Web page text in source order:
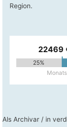
Region.
22469
25%
Als Archivar / in